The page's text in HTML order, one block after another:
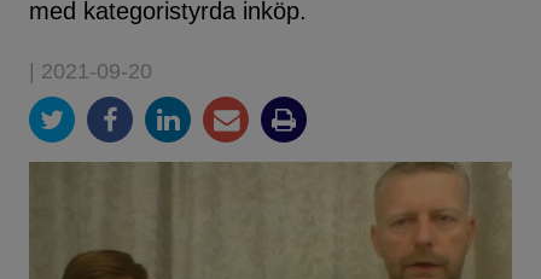
med kategoristyrda inköp.
| 2021-09-20